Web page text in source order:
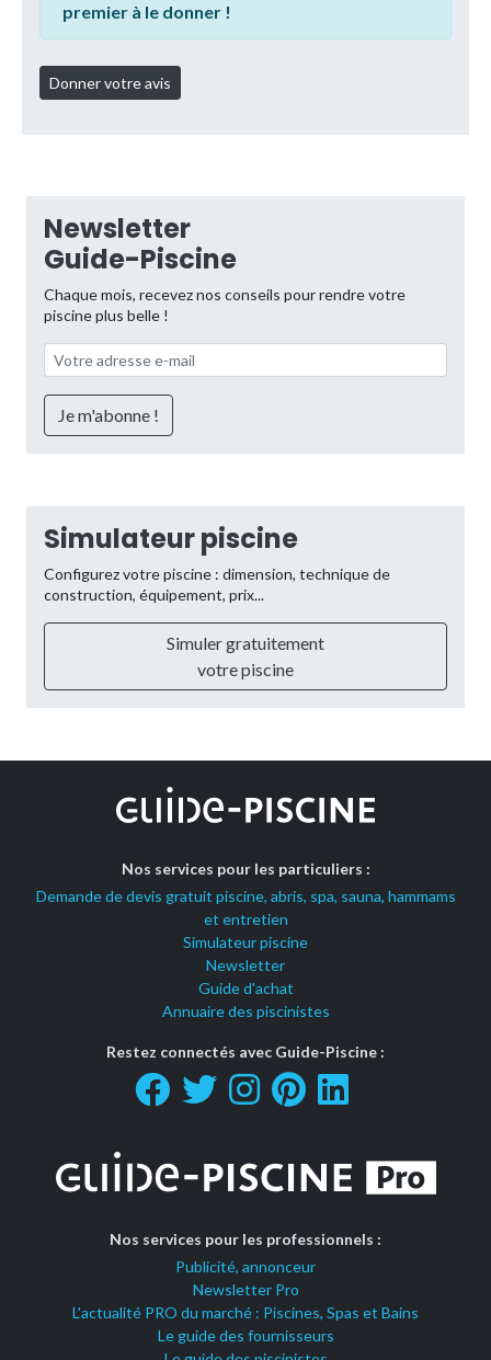
premier à le donner !
Newsletter
Guide-Piscine
Chaque mois, recevez nos conseils pour rendre votre
piscine plus belle !
Simulateur piscine
Configurez votre piscine : dimension, technique de
construction, équipement, prix...
Simuler gratuitement
votre piscine
Nos services pour les particuliers :
Demande de devis gratuit piscine, abris, spa, sauna, hammams
et entretien
Simulateur piscine
Newsletter
Guide d'achat
Annuaire des piscinistes
Restez connectés avec Guide-Piscine :
Nos services pour les professionnels :
Publicité, annonceur
Newsletter Pro
L'actualité PRO du marché : Piscines, Spas et Bains
Le guide des fournisseurs